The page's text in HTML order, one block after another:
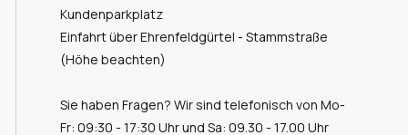
Kundenparkplatz
Einfahrt über Ehrenfeldgürtel - Stammstraße
(Höhe beachten)
Sie haben Fragen? Wir sind telefonisch von Mo-
Fr: 09:30 - 17:30 Uhr und Sa: 09.30 - 17.00 Uhr